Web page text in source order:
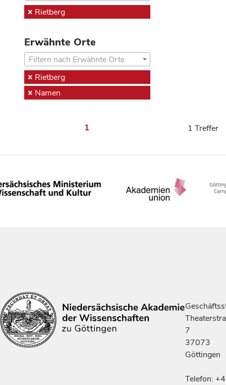
Rietberg
Erwähnte Orte
Filtern nach Erwähnte Orte
Rietberg
Namen
1 1 Treffer
7
37073
Göttingen
Telefon: